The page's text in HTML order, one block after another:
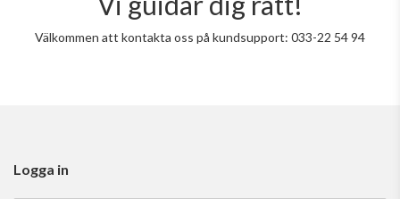
Välkommen att kontakta oss på kundsupport: 033-22 54 94
Logga in